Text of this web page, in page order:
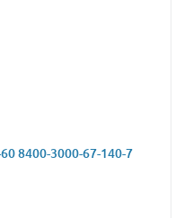
8400-3000-67-140-7